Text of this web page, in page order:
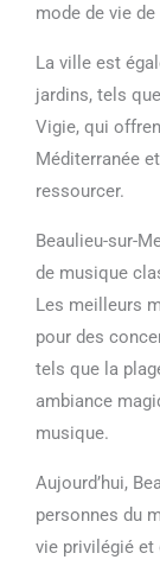
mode de vie
La ville est
jardins, tels
Vigie, qui
Méditerranée
ressourcer.
Beaulieu-sur-
de musique
Les meilleurs
pour des
tels que la
ambiance
musique.
Aujourd’hui,
personnes du
vie privilégié et